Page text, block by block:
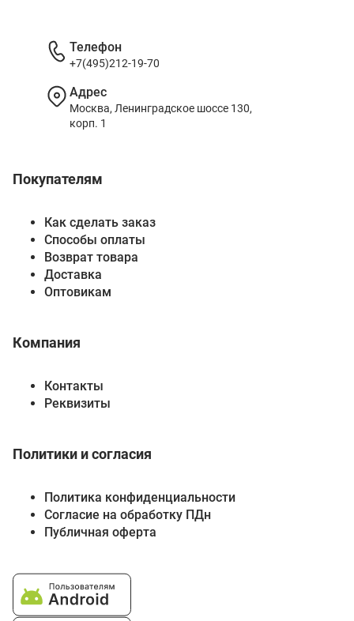
Покупателям
Как сделать заказ
Способы оплаты
Возврат товара
Доставка
Оптовикам
Компания
Контакты
Реквизиты
Политики и согласия
Политика конфиденциальности
Согласие на обработку ПДн
Публичная оферта
Телефон
+7(495)212-19-70
Адрес
Москва, Ленинградское шоссе 130,
корп. 1